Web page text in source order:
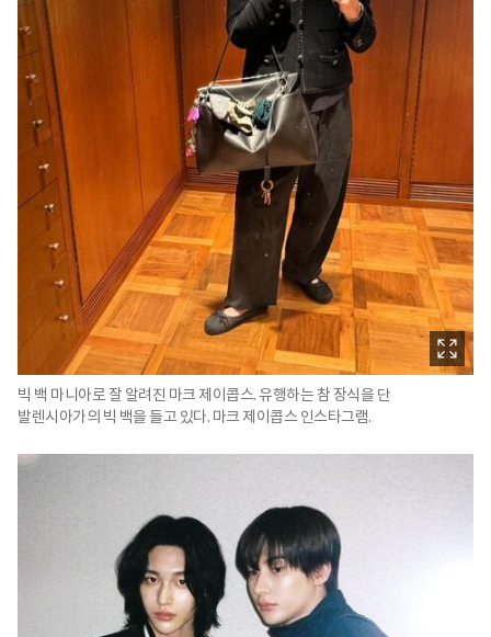
빅 백 마니아로 잘 알려진 마크 제이콥스. 유행하는 참 장식을 단
발렌시아가의 빅 백을 들고 있다. 마크 제이콥스 인스타그램.